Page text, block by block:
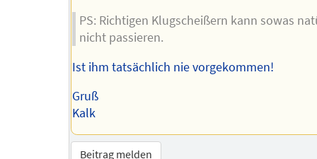
PS: Richtigen Klugscheißern kann sowas
nicht passieren.
Ist ihm tatsächlich nie vorgekommen!
Gruß
Kalk
Beitrag melden